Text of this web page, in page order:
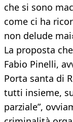
che si sono
come ci ha
non delude
La proposta
Fabio Pinelli,
Porta santa di
tutti insieme,
parziale”,